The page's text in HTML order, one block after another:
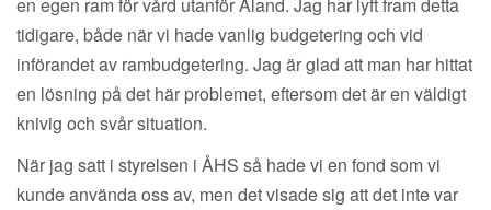
en egen ram för vård utanför Åland. Jag har lyft fram detta
tidigare, både när vi hade vanlig budgetering och vid
införandet av rambudgetering. Jag är glad att man har hittat
en lösning på det här problemet, eftersom det är en väldigt
knivig och svår situation.
När jag satt i styrelsen i ÅHS så hade vi en fond som vi
kunde använda oss av, men det visade sig att det inte var